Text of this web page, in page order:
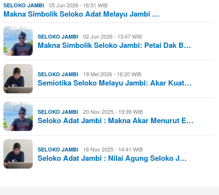
SELOKO JAMBI 05 Jun 2026 - 16:51 WIB
Makna Simbolik Seloko Adat Melayu Jambi …
SELOKO JAMBI 02 Jun 2026 - 13:47 WIB
Makna Simbolik Seloko Jambi: Petai Dak B…
SELOKO JAMBI 19 Mei 2026 - 16:20 WIB
Semiotika Seloko Melayu Jambi: Akar Kuat…
SELOKO JAMBI 20 Nov 2025 - 19:39 WIB
Seloko Adat Jambi : Makna Akar Menurut E…
SELOKO JAMBI 16 Nov 2025 - 14:41 WIB
Seloko Adat Jambi : Nilai Agung Seloko J…